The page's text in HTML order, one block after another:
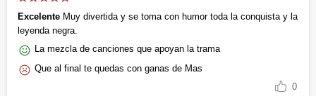
Excelente Muy divertida y se toma con humor toda la conquista y la
leyenda negra.
La mezcla de canciones que apoyan la trama
Que al final te quedas con ganas de Mas
0